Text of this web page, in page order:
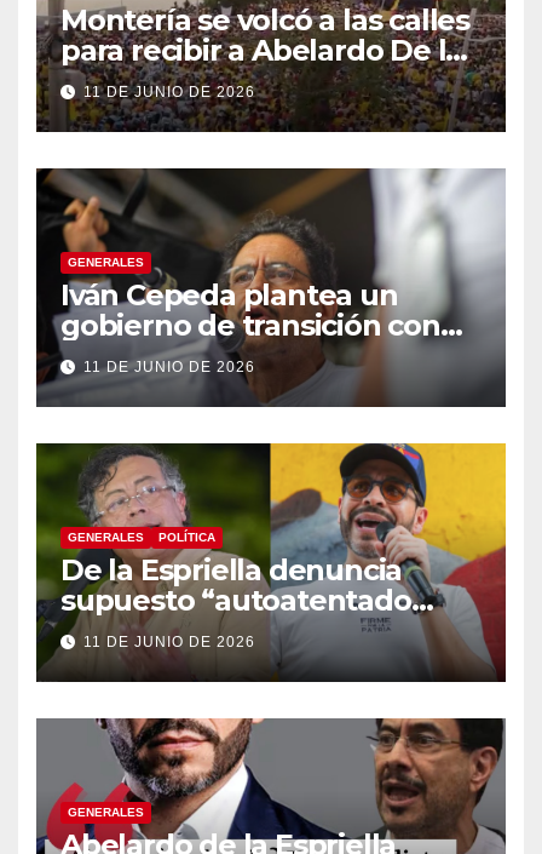
Montería se volcó a las calles
para recibir a Abelardo De la
Espriella
11 DE JUNIO DE 2026
GENERALES
Iván Cepeda plantea un
gobierno de transición con
énfasis en el empalme
institucional y una eventual
constituyente
11 DE JUNIO DE 2026
GENERALES POLÍTICA
De la Espriella denuncia
supuesto “autoatentado
legislativo” tras decisión de
suspender provisionalmente
a Petro
11 DE JUNIO DE 2026
GENERALES
Abelardo de la Espriella